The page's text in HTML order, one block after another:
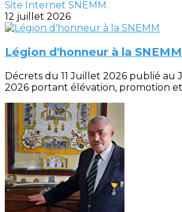
Site Internet SNEMM
12 juillet 2026
Légion d'honneur à la SNEMM
Décrets du 11 Juillet 2026 publié au
2026 portant élévation, promotion